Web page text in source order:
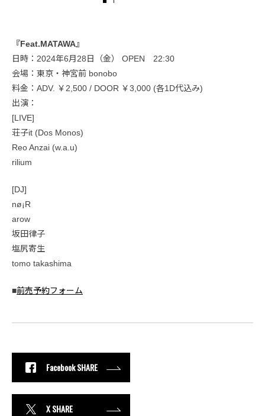
『Feat.MATAWA』
日時：2024年6月28日（金） OPEN 22:30
会場：東京・神宮前 bonobo
料金：ADV. ￥2,500 / DOOR ￥3,000 (各1D代込み)
出演：
[LIVE]
荘子it (Dos Monos)
Reo Anzai (w.a.u)
rilium
[DJ]
nø¡R
arow
坂田律子
塩尻寄生
tomo takashima
■前売予約フォーム
Facebook SHARE
X SHARE